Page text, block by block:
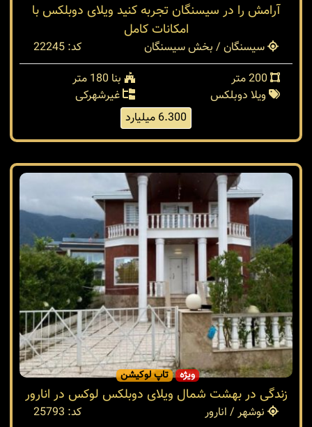
آرامش را در سیسنگان تجربه کنید ویلای دوبلکس با
امکانات کامل
سیسنگان / بخش سیسنگان
کد: 22245
بنا 180 متر
ویلا دوبلکس
غیرشهرکی
6.300 میلیارد
ویژه تاپ لوکیشن
زندگی در بهشت شمال ویلای دوبلکس لوکس در انارور
نوشهر / انارور
کد: 25793